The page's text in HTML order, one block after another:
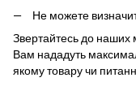
Не можете
Звертайтесь до наших
Вам нададуть
якому товару чи